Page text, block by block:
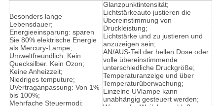
Besonders lange
Lebensdauer;
Energieeinsparung: sparen
Sie 80% elektrische Energie
als Mercury-Lampe;
Umweltfreundlich: Kein
Quecksilber. Kein Ozon;
Keine Anheizzeit;
Niedriges temputure;
UVertraganpassung: Von 1%
bis 100%;
Mehrfache Steuermodi:
Glanzpunktintensität;
Lichtstärkeauto justieren die
Übereinstimmung von
Druckleistung;
Lichtstärke und zu justieren und
anzuzeigen sein;
AN/AUS-Teil der hellen Dose oder
volle übereinstimmende
unterschiedliche Druckgröße;
Temperaturanzeige und über
Temperaturüberwachung;
Einzelne UVlampe kann
unabhängig gesteuert werden;